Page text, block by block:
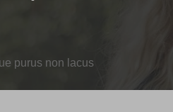
purus non lacus